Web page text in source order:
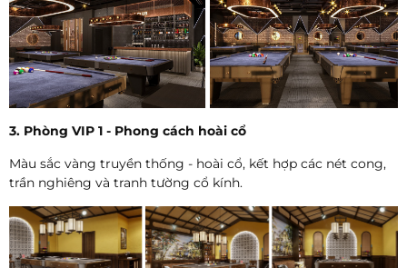
3. Phòng VIP 1 - Phong cách hoài cổ
Màu sắc vàng truyền thống - hoài cổ, kết hợp các nét cong,
trần nghiêng và tranh tường cổ kính.